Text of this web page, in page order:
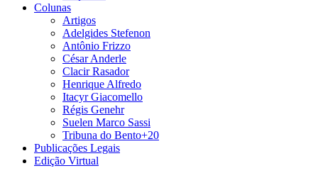
Colunas
Artigos
Adelgides Stefenon
Antônio Frizzo
César Anderle
Clacir Rasador
Henrique Alfredo
Itacyr Giacomello
Régis Genehr
Suelen Marco Sassi
Tribuna do Bento+20
Publicações Legais
Edição Virtual